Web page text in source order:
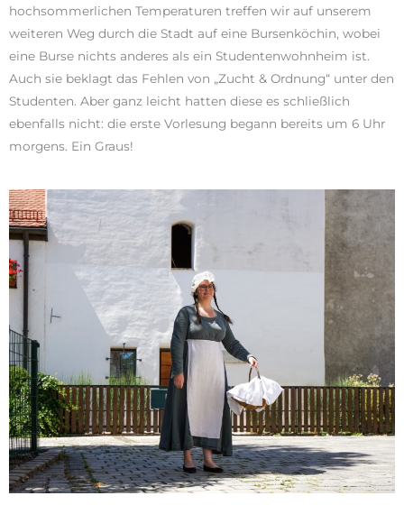
hochsommerlichen Temperaturen treffen wir auf unserem
weiteren Weg durch die Stadt auf eine Bursenköchin, wobei
eine Burse nichts anderes als ein Studentenwohnheim ist.
Auch sie beklagt das Fehlen von „Zucht & Ordnung“ unter den
Studenten. Aber ganz leicht hatten diese es schließlich
ebenfalls nicht: die erste Vorlesung begann bereits um 6 Uhr
morgens. Ein Graus!